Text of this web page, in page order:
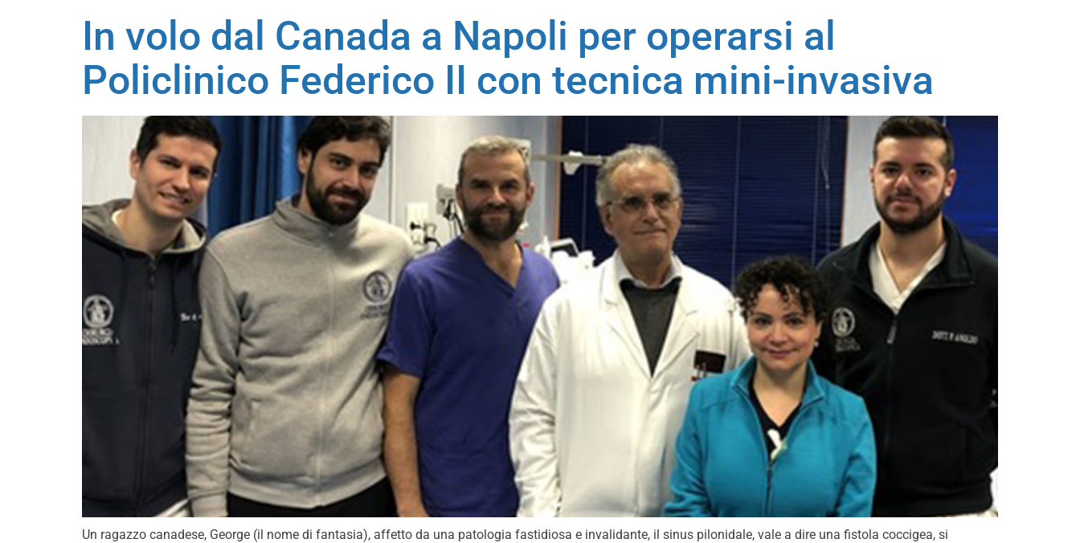
In volo dal Canada a Napoli per operarsi al
Policlinico Federico II con tecnica mini-invasiva
Un ragazzo canadese, George (il nome di fantasia), affetto da una patologia fastidiosa e invalidante, il sinus pilonidale, vale a dire una fistola coccigea, si